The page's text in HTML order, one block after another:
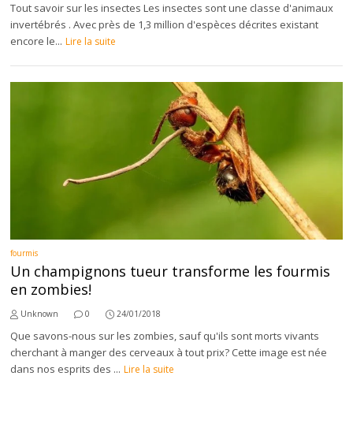
Tout savoir sur les insectes Les insectes sont une classe d'animaux
invertébrés . Avec près de 1,3 million d'espèces décrites existant
encore le... Lire la suite
fourmis
Un champignons tueur transforme les fourmis
en zombies!
Unknown 0 24/01/2018
Que savons-nous sur les zombies, sauf qu'ils sont morts vivants
cherchant à manger des cerveaux à tout prix? Cette image est née
dans nos esprits des ... Lire la suite